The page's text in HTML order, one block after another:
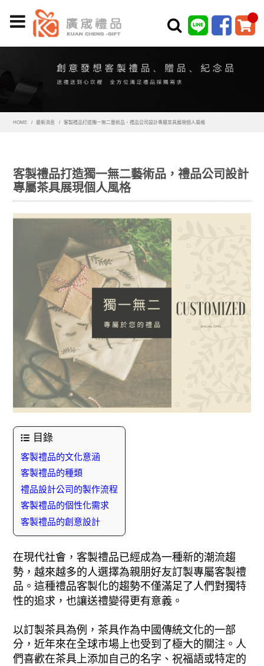
HOME 最新消息 客製禮品打造獨一無二藝術品，禮品公司設計專屬茶具展現個人風格
客製禮品打造獨一無二藝術品，禮品公司設計
專屬茶具展現個人風格
目錄
客製禮品的文化意涵
客製禮品的種類
禮品設計公司的製作流程
客製禮品的個性化需求
客製禮品的創意設計
在現代社會，客製禮品已經成為一種新的潮流趨
勢，越來越多的人選擇為親朋好友訂製專屬客製禮
品。這種禮品客製化的趨勢不僅滿足了人們對獨特
性的追求，也讓送禮變得更有意義。
以訂製茶具為例，茶具作為中國傳統文化的一部
分，近年來在全球市場上也受到了極大的關注。人
們喜歡在茶具上添加自己的名字、祝福語或特定的